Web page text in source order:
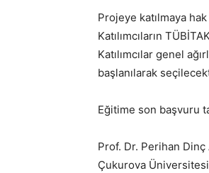
Projeye katılmaya
Katılımcıların
Katılımcılar genel
başlanılarak
Eğitime son başvuru
Prof. Dr. Perihan
Çukurova Üniversitesi